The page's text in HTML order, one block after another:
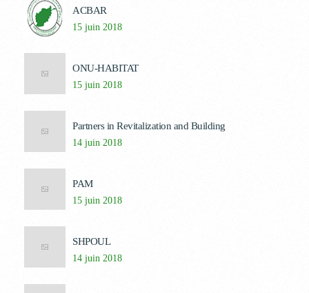
ACBAR
15 juin 2018
ONU-HABITAT
15 juin 2018
Partners in Revitalization and Building
14 juin 2018
PAM
15 juin 2018
SHPOUL
14 juin 2018